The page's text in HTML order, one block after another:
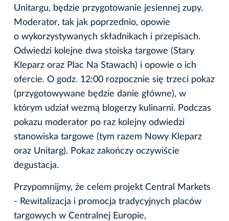
Unitargu, będzie przygotowanie jesiennej zupy.
Moderator, tak jak poprzednio, opowie
o wykorzystywanych składnikach i przepisach.
Odwiedzi kolejne dwa stoiska targowe (Stary
Kleparz oraz Plac Na Stawach) i opowie o ich
ofercie. O godz. 12:00 rozpocznie się trzeci pokaz
(przygotowywane będzie danie główne), w
którym udział wezmą blogerzy kulinarni. Podczas
pokazu moderator po raz kolejny odwiedzi
stanowiska targowe (tym razem Nowy Kleparz
oraz Unitarg). Pokaz zakończy oczywiście
degustacja.
Przypomnijmy, że celem projekt Central Markets
- Rewitalizacja i promocja tradycyjnych placów
targowych w Centralnej Europie,